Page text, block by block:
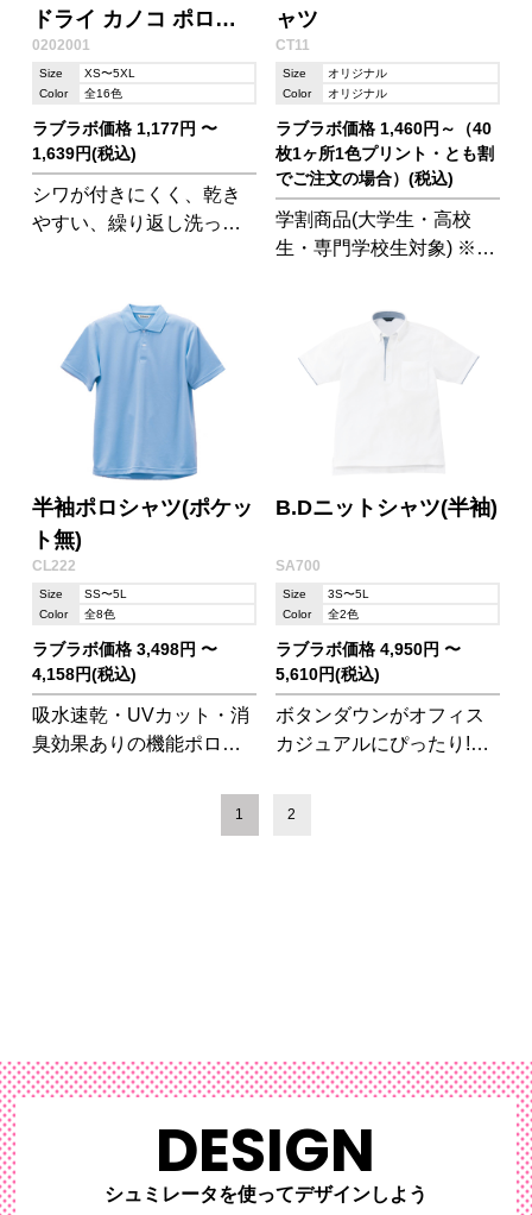
ドライ カノコ ポロシ
ャツ(ローブリード)
0202001
Size
XS〜5XL
Color
全16色
ラブラボ価格 1,177円 〜
1,639円(税込)
シワが付きにくく、乾き
やすい、繰り返し洗って
ャツ
CT11
Size
オリジナル
Color
オリジナル
ラブラボ価格 1,460円～（40
枚1ヶ所1色プリント・とも割
でご注文の場合）(税込)
学割商品(大学生・高校
生・専門学校生対象) ※学
ラスポロシャツとしても
部活ポロシャツとしても
大活躍すること間違いな
半袖ポロシャツ(ポケッ
ト無)
CL222
Size
SS〜5L
Color
全8色
ラブラボ価格 3,498円 〜
4,158円(税込)
吸水速乾・UVカット・消
臭効果ありの機能ポロシ
で会社ロゴなどを胸にプ
B.Dニットシャツ(半袖)
SA700
Size
3S〜5L
Color
全2色
ラブラボ価格 4,950円 〜
5,610円(税込)
ボタンダウンがオフィス
カジュアルにぴったり!ち
1 2
DESIGN
シュミレータを使ってデザインしよう